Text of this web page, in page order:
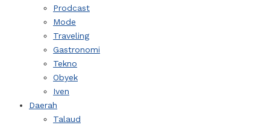
Prodcast
Mode
Traveling
Gastronomi
Tekno
Obyek
Iven
Daerah
Talaud